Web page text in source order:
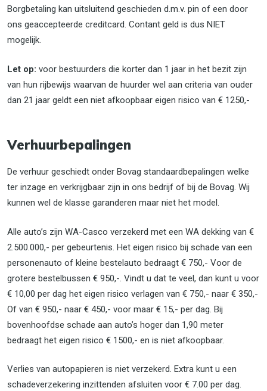
Borgbetaling kan uitsluitend geschieden d.m.v. pin of een door
ons geaccepteerde creditcard. Contant geld is dus NIET
mogelijk.
Let op: voor bestuurders die korter dan 1 jaar in het bezit zijn
van hun rijbewijs waarvan de huurder wel aan criteria van ouder
dan 21 jaar geldt een niet afkoopbaar eigen risico van € 1250,-
Verhuurbepalingen
De verhuur geschiedt onder Bovag standaardbepalingen welke
ter inzage en verkrijgbaar zijn in ons bedrijf of bij de Bovag. Wij
kunnen wel de klasse garanderen maar niet het model.
Alle auto’s zijn WA-Casco verzekerd met een WA dekking van €
2.500.000,- per gebeurtenis. Het eigen risico bij schade van een
personenauto of kleine bestelauto bedraagt € 750,- Voor de
grotere bestelbussen € 950,-. Vindt u dat te veel, dan kunt u voor
€ 10,00 per dag het eigen risico verlagen van € 750,- naar € 350,-
Of van € 950,- naar € 450,- voor maar € 15,- per dag. Bij
bovenhoofdse schade aan auto’s hoger dan 1,90 meter
bedraagt het eigen risico € 1500,- en is niet afkoopbaar.
Verlies van autopapieren is niet verzekerd. Extra kunt u een
schadeverzekering inzittenden afsluiten voor € 7.00 per dag.